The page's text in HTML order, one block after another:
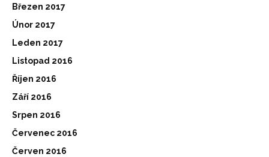
Březen 2017
Únor 2017
Leden 2017
Listopad 2016
Říjen 2016
Září 2016
Srpen 2016
Červenec 2016
Červen 2016